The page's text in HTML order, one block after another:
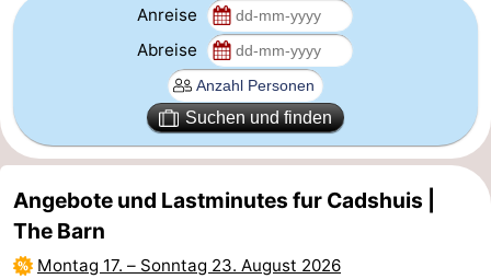
Route
Parken
Reisebuchshop
Medizin
Adressen
Region
Zeeland
Anreise
Abreise
Suchen und finden
Angebote und Lastminutes fur Cadshuis |
The Barn
Montag 17. – Sonntag 23. August 2026